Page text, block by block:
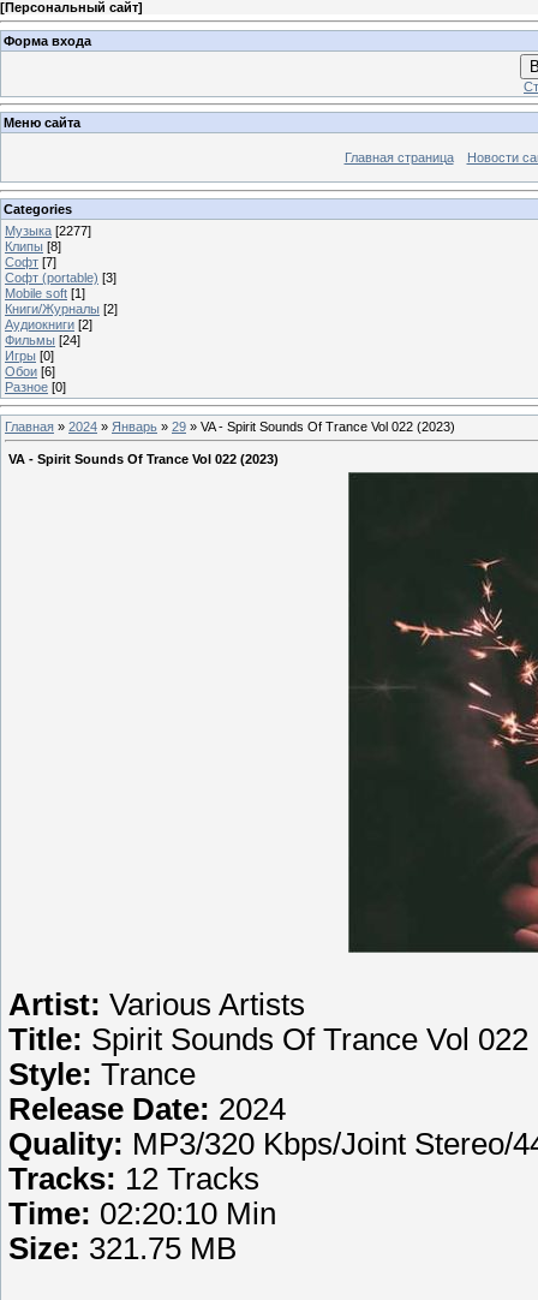
[Персональный сайт]
Форма входа
Меню сайта
Главная страница Новости
Categories
Музыка [2277]
Клипы [8]
Софт [7]
Софт (portable) [3]
Mobile soft [1]
Книги/Журналы [2]
Аудиокниги [2]
Фильмы [24]
Игры [0]
Обои [6]
Разное [0]
Главная » 2024 » Январь » 29 » VA - Spirit Sounds Of Trance Vol 022 (2023)
VA - Spirit Sounds Of Trance Vol 022 (2023)
Artist: Various Artists
Title: Spirit Sounds Of Trance Vol 022
Style: Trance
Release Date: 2024
Quality: MP3/320 Kbps/Joint Stereo/
Tracks: 12 Tracks
Time: 02:20:10 Min
Size: 321.75 MB